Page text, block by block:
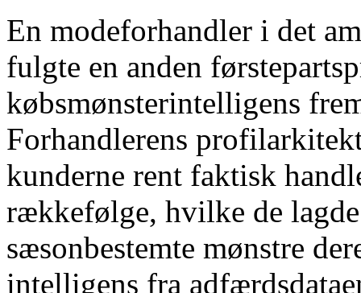
En modeforhandler i det
fulgte en anden
købsmønsterintelligens
Forhandlerens
kunderne rent faktisk
rækkefølge, hvilke de
sæsonbestemte mønstre
intelligens fra